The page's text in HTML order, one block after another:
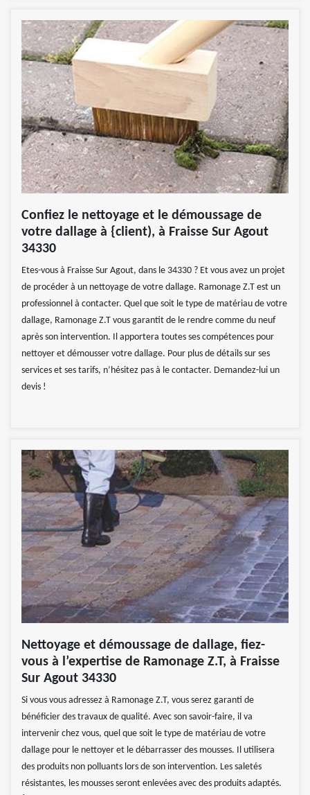
Confiez le nettoyage et le démoussage de
votre dallage à {client), à Fraisse Sur Agout
34330
Etes-vous à Fraisse Sur Agout, dans le 34330 ? Et vous avez un projet
de procéder à un nettoyage de votre dallage. Ramonage Z.T est un
professionnel à contacter. Quel que soit le type de matériau de votre
dallage, Ramonage Z.T vous garantit de le rendre comme du neuf
après son intervention. Il apportera toutes ses compétences pour
nettoyer et démousser votre dallage. Pour plus de détails sur ses
services et ses tarifs, n’hésitez pas à le contacter. Demandez-lui un
devis !
Nettoyage et démoussage de dallage, fiez-
vous à l’expertise de Ramonage Z.T, à Fraisse
Sur Agout 34330
Si vous vous adressez à Ramonage Z.T, vous serez garanti de
bénéficier des travaux de qualité. Avec son savoir-faire, il va
intervenir chez vous, quel que soit le type de matériau de votre
dallage pour le nettoyer et le débarrasser des mousses. Il utilisera
des produits non polluants lors de son intervention. Les saletés
résistantes, les mousses seront enlevées avec des produits adaptés.